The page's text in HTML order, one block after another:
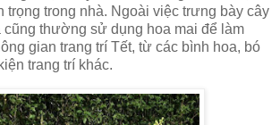
trong nhà. Ngoài việc trưng bày cây
cũng thường sử dụng hoa mai để làm
gian trang trí Tết, từ các bình hoa, bó
trang trí khác.